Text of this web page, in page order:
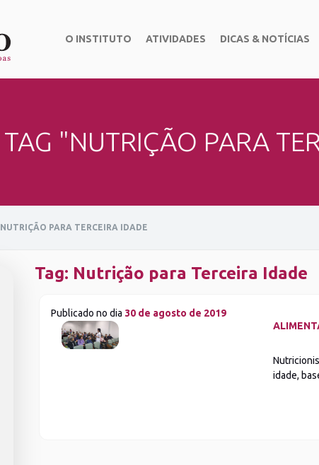
O INSTITUTO ATIVIDADES DICAS & NOTÍCIAS
TAG "NUTRIÇÃO PARA
NUTRIÇÃO PARA TERCEIRA IDADE
Tag: Nutrição para Terceira Idade
Publicado no dia 30 de agosto de 2019
idade,